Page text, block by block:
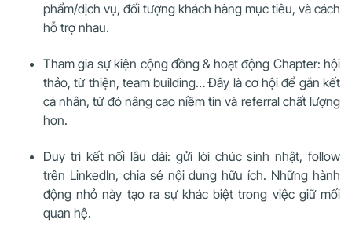
phẩm/dịch vụ, đối tượng khách hàng mục tiêu, và cách
hỗ trợ nhau.
Tham gia sự kiện cộng đồng & hoạt động Chapter: hội
thảo, từ thiện, team building… Đây là cơ hội để gắn kết
cá nhân, từ đó nâng cao niềm tin và referral chất lượng
hơn.
Duy trì kết nối lâu dài: gửi lời chúc sinh nhật, follow
trên LinkedIn, chia sẻ nội dung hữu ích. Những hành
động nhỏ này tạo ra sự khác biệt trong việc giữ mối
quan hệ.